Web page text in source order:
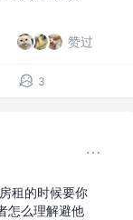
赞过
3
租的时候要你
怎么理解避他